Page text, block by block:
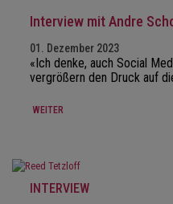
Interview mit Andre
01. Dezember 2023
«Ich denke, auch Social
vergrößern den Druck auf
WEITER
INTERVIEW